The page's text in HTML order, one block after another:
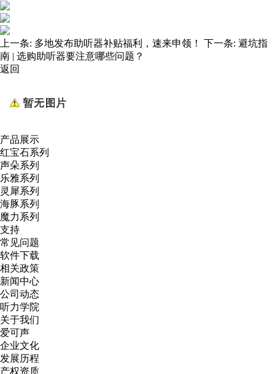
上一条: 多地发布助听器补贴福利，速来申领！ 下一条: 避坑指
南 | 选购助听器要注意哪些问题？
返回
产品展示
红宝石系列
声朵系列
乐雅系列
灵犀系列
海豚系列
魔力系列
支持
常见问题
软件下载
相关政策
新闻中心
公司动态
听力学院
关于我们
爱可声
企业文化
发展历程
产权资质